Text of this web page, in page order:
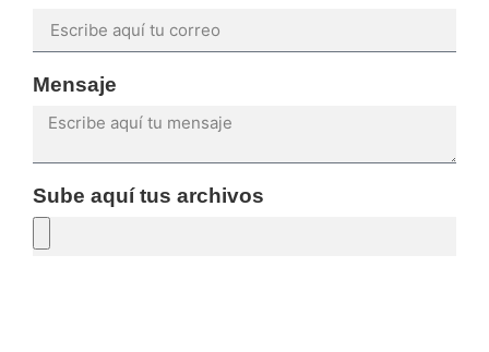
Mensaje
Sube aquí tus archivos